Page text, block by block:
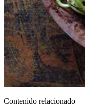
Contenido relacionado